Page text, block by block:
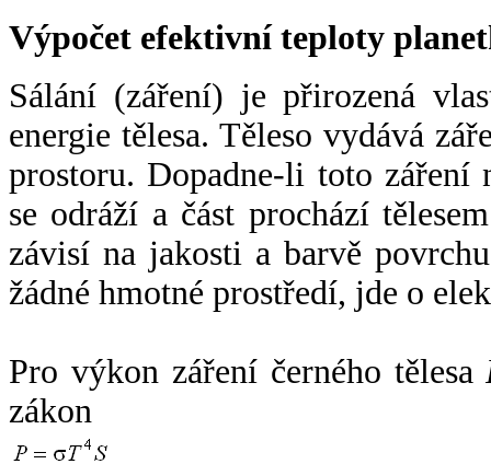
Výpočet efektivní teploty
Sálání (záření) je přirozená
energie tělesa. Těleso vydává
prostoru. Dopadne-li toto záření
se odráží a část prochází
závisí na jakosti a barvě
žádné hmotné prostředí, jde o
Pro výkon záření černého tělesa
zákon